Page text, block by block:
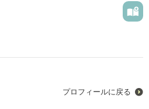
。」
プロフィールに戻る